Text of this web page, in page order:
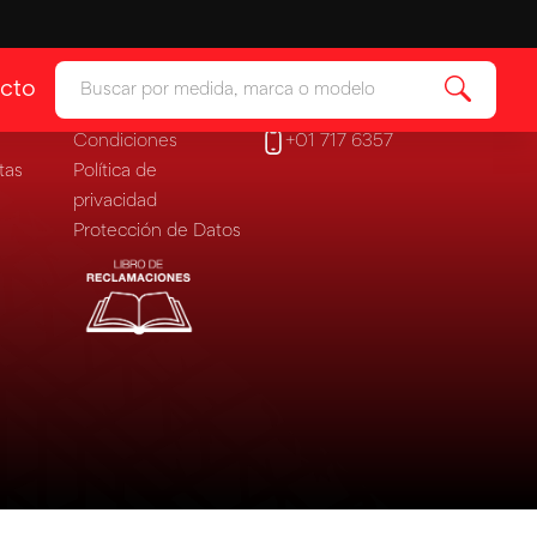
Ver categoría
& Protectores
Legales
Condiciones
Política de
privacidad
Protección de Datos
Contáctanos
+01 717 6357